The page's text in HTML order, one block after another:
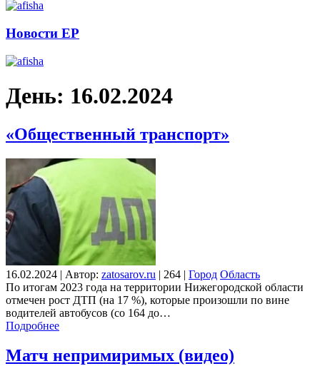
Новости ЕР
День: 16.02.2024
«Общественный транспорт»
16.02.2024 | Автор: zatosarov.ru | 264 | Город Область
По итогам 2023 года на территории Нижегородской области
отмечен рост ДТП (на 17 %), которые произошли по вине
водителей автобусов (со 164 до…
Подробнее
Матч непримиримых (видео)